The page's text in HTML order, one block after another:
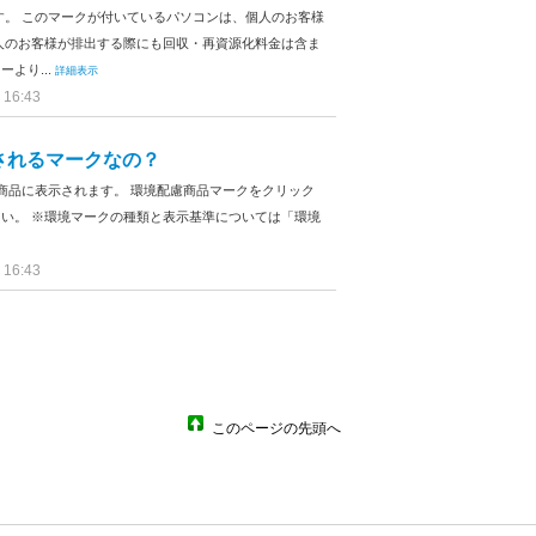
このマークが付いているパソコンは、個人のお客様
お客様が排出する際にも回収・再資源化料金は含ま
より... 詳細表示
16:43
るマークなの？
に表示されます。 環境配慮商品マークをクリック
。 ※環境マークの種類と表示基準については「環境
16:43
このページの先頭へ